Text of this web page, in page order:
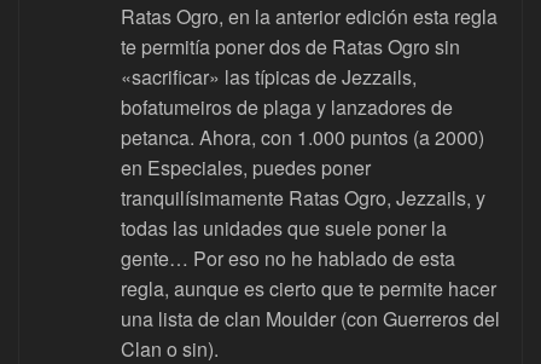
Ratas Ogro, en la anterior edición esta regla
te permitía poner dos de Ratas Ogro sin
«sacrificar» las típicas de Jezzails,
bofatumeiros de plaga y lanzadores de
petanca. Ahora, con 1.000 puntos (a 2000)
en Especiales, puedes poner
tranquilísimamente Ratas Ogro, Jezzails, y
todas las unidades que suele poner la
gente… Por eso no he hablado de esta
regla, aunque es cierto que te permite hacer
una lista de clan Moulder (con Guerreros del
Clan o sin).